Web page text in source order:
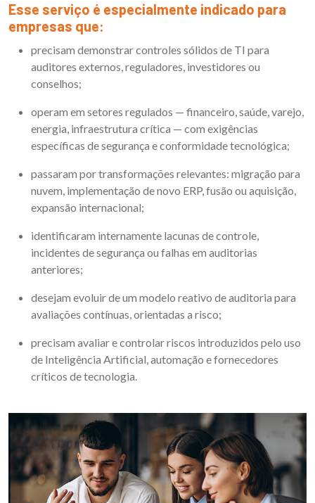
Esse serviço é especialmente indicado para
empresas que:
precisam demonstrar controles sólidos de TI para
auditores externos, reguladores, investidores ou
conselhos;
operam em setores regulados — financeiro, saúde, varejo,
energia, infraestrutura crítica — com exigências
específicas de segurança e conformidade tecnológica;
passaram por transformações relevantes: migração para
nuvem, implementação de novo ERP, fusão ou aquisição,
expansão internacional;
identificaram internamente lacunas de controle,
incidentes de segurança ou falhas em auditorias
anteriores;
desejam evoluir de um modelo reativo de auditoria para
avaliações contínuas, orientadas a risco;
precisam avaliar e controlar riscos introduzidos pelo uso
de Inteligência Artificial, automação e fornecedores
críticos de tecnologia.